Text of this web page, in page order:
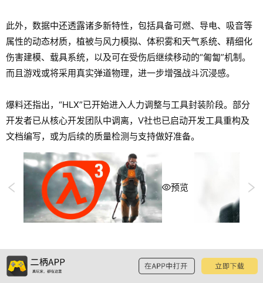
此外，数据中还透露诸多新特性，包括具备可燃、导电、吸音等
属性的动态材质，植被与风力模拟、体积雾和天气系统、精细化
伤害建模、载具系统，以及可在受伤后继续移动的“匍匐”机制。
而且游戏或将采用真实弹道物理，进一步增强战斗沉浸感。
爆料还指出，“HLX”已开始进入人力调整与工具封装阶段。部分
开发者已从核心开发团队中调离，V社也已启动开发工具重构及
文档编写，或为后续的质量检测与支持做好准备。
预览